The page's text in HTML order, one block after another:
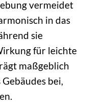
vermeidet
in das
sie
für leichte
maßgeblich
bei,